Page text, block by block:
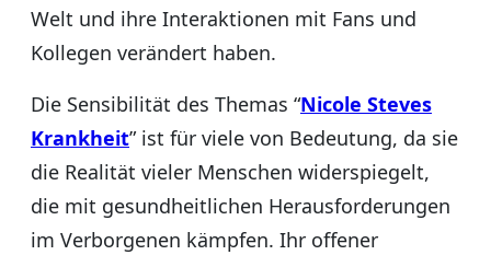
Welt und ihre Interaktionen mit Fans und
Kollegen verändert haben.
Die Sensibilität des Themas “Nicole Steves
Krankheit” ist für viele von Bedeutung, da sie
die Realität vieler Menschen widerspiegelt,
die mit gesundheitlichen Herausforderungen
im Verborgenen kämpfen. Ihr offener